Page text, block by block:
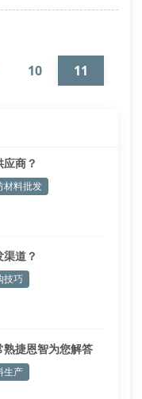
国进口生产线，通
成品克重误差控制
10
11
商？
材料批发
道？
技巧
捷恩智为您解答
生产